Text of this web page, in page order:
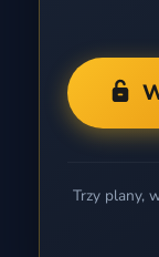
Trzy plany,